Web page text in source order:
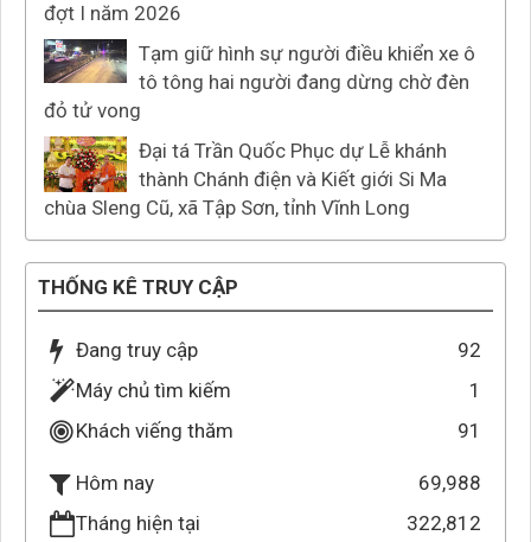
đợt I năm 2026
Tạm giữ hình sự người điều khiển xe ô
tô tông hai người đang dừng chờ đèn
đỏ tử vong
Đại tá Trần Quốc Phục dự Lễ khánh
thành Chánh điện và Kiết giới Si Ma
chùa Sleng Cũ, xã Tập Sơn, tỉnh Vĩnh Long
THỐNG KÊ TRUY CẬP
Đang truy cập
92
Máy chủ tìm kiếm
1
Khách viếng thăm
91
Hôm nay
69,988
Tháng hiện tại
322,812